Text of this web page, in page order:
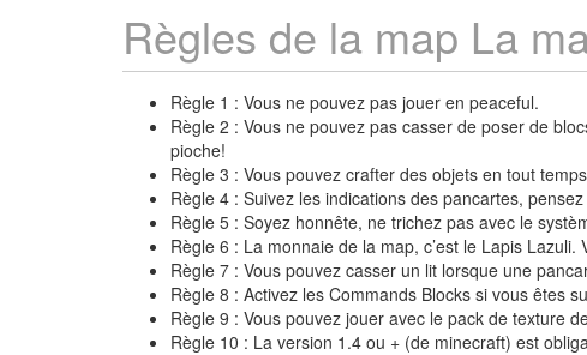
Règles de la map La
Règle 1 : Vous ne pouvez pas jouer en peaceful.
Règle 2 : Vous ne pouvez pas casser de poser de
pioche!
Règle 3 : Vous pouvez crafter des objets en tout
Règle 4 : Suivez les indications des pancartes,
Règle 5 : Soyez honnête, ne trichez pas avec le
Règle 6 : La monnaie de la map, c’est le Lapis
Règle 7 : Vous pouvez casser un lit lorsque une
Règle 8 : Activez les Commands Blocks si vous êtes
Règle 9 : Vous pouvez jouer avec le pack de texture
Règle 10 : La version 1.4 ou + (de minecraft) est